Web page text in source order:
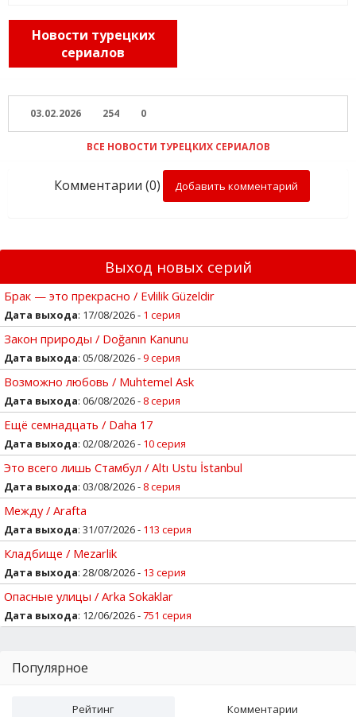
Новости турецких
сериалов
03.02.2026 254 0
ВСЕ НОВОСТИ ТУРЕЦКИХ СЕРИАЛОВ
Комментарии (0) Добавить комментарий
Выход новых серий
Брак — это прекрасно / Evlilik Güzeldir
Дата выхода: 17/08/2026 - 1 серия
Закон природы / Doğanın Kanunu
Дата выхода: 05/08/2026 -9 серия
Возможно любовь / Muhtemel Ask
Дата выхода: 06/08/2026 - 8 серия
Ещё семнадцать / Daha 17
Дата выхода: 02/08/2026 - 10 серия
Это всего лишь Стамбул / Altı Ustu İstanbul
Дата выхода: 03/08/2026 - 8 серия
Между / Arafta
Дата выхода: 31/07/2026 - 113 серия
Кладбище / Mezarlik
Дата выхода: 28/08/2026 - 13 серия
Опасные улицы / Arka Sokaklar
Дата выхода: 12/06/2026 -751 серия
Популярное
Рейтинг Комментарии